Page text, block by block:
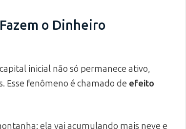
o Dinheiro
inicial não só permanece ativo,
Esse fenômeno é chamado de efeito
ela vai acumulando mais neve e